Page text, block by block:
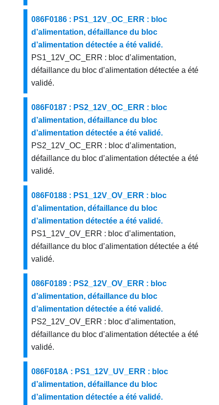
086F0186 : PS1_12V_OC_ERR : bloc
d’alimentation, défaillance du bloc
d’alimentation détectée a été validé.
PS1_12V_OC_ERR : bloc d’alimentation,
défaillance du bloc d’alimentation détectée a été
validé.
086F0187 : PS2_12V_OC_ERR : bloc
d’alimentation, défaillance du bloc
d’alimentation détectée a été validé.
PS2_12V_OC_ERR : bloc d’alimentation,
défaillance du bloc d’alimentation détectée a été
validé.
086F0188 : PS1_12V_OV_ERR : bloc
d’alimentation, défaillance du bloc
d’alimentation détectée a été validé.
PS1_12V_OV_ERR : bloc d’alimentation,
défaillance du bloc d’alimentation détectée a été
validé.
086F0189 : PS2_12V_OV_ERR : bloc
d’alimentation, défaillance du bloc
d’alimentation détectée a été validé.
PS2_12V_OV_ERR : bloc d’alimentation,
défaillance du bloc d’alimentation détectée a été
validé.
086F018A : PS1_12V_UV_ERR : bloc
d’alimentation, défaillance du bloc
d’alimentation détectée a été validé.